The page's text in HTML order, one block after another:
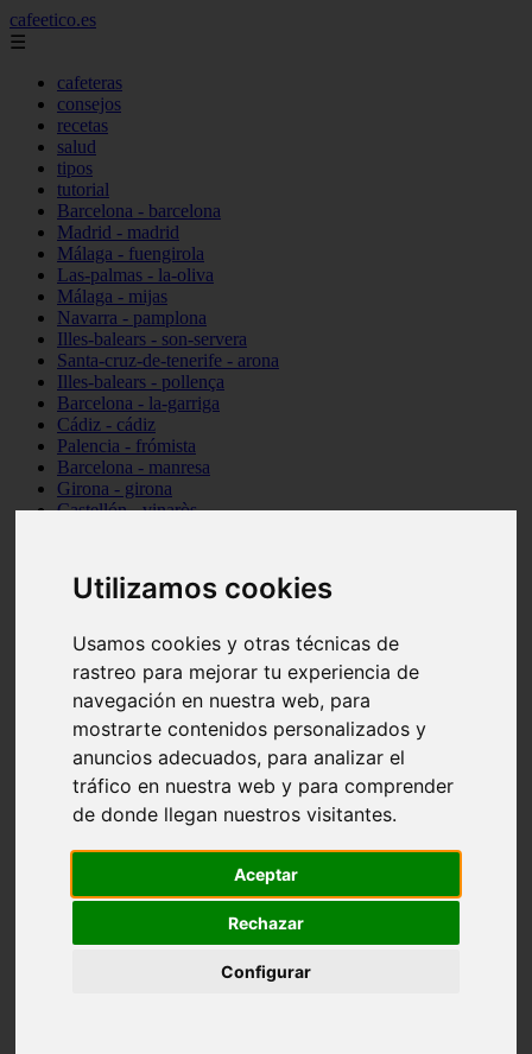
Utilizamos cookies
Usamos cookies y otras técnicas de
rastreo para mejorar tu experiencia de
navegación en nuestra web, para
mostrarte contenidos personalizados y
anuncios adecuados, para analizar el
tráfico en nuestra web y para comprender
de donde llegan nuestros visitantes.
Aceptar
Rechazar
Configurar
cafeetico.es
☰
cafeteras
consejos
recetas
salud
tipos
tutorial
Barcelona - barcelona
Madrid - madrid
Málaga - fuengirola
Las-palmas - la-oliva
Málaga - mijas
Navarra - pamplona
Illes-balears - son-servera
Santa-cruz-de-tenerife - arona
Illes-balears - pollença
Barcelona - la-garriga
Cádiz - cádiz
Palencia - frómista
Barcelona - manresa
Girona - girona
Castellón - vinaròs
Málaga - nerja
Girona - blanes
Málaga - marbella
Asturias - gijón
Girona - figueres
Alicante - santa-pola
Almería - roquetas-de-mar
Girona - tossa-de-mar
Barcelona - sant-cugat-del-vallès
Alicante - l39alfàs-del-pi
Barcelona - vilanova-i-la-geltrú
Castellón - peñíscola
Illes-balears - sant-josep-de-sa-talaia